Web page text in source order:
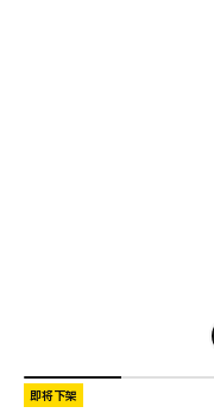
即将下架